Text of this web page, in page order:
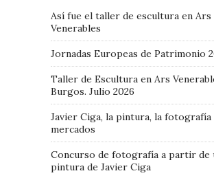
Así fue el taller de escultura en Ars
Venerables
Jornadas Europeas de Patrimonio
Taller de Escultura en Ars
Burgos. Julio 2026
Javier Ciga, la pintura, la fotografía
mercados
Concurso de fotografía a partir de
pintura de Javier Ciga